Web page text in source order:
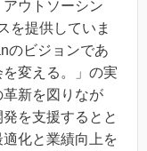
ウトソーシン
を提供していま
のビジョンであ
変える。」の実
新を図りなが
を支援するとと
化と業績向上を